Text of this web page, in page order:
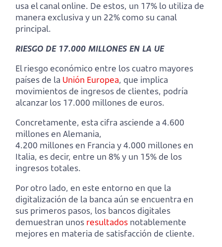
usa el canal online. De estos, un 17% lo utiliza de
manera exclusiva y un 22% como su canal
principal.
RIESGO DE 17.000 MILLONES EN LA UE
El riesgo económico entre los cuatro mayores
países de la Unión Europea, que implica
movimientos de ingresos de clientes, podría
alcanzar los 17.000 millones de euros.
Concretamente, esta cifra asciende a 4.600
millones en Alemania,
4.200 millones en Francia y 4.000 millones en
Italia, es decir, entre un 8% y un 15% de los
ingresos totales.
Por otro lado, en este entorno en que la
digitalización de la banca aún se encuentra en
sus primeros pasos, los bancos digitales
demuestran unos resultados notablemente
mejores en materia de satisfacción de cliente.